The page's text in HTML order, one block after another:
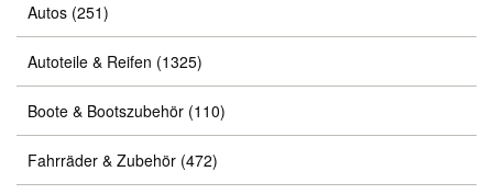
Autos (251)
Autoteile & Reifen (1325)
Boote & Bootszubehör (110)
Fahrräder & Zubehör (472)